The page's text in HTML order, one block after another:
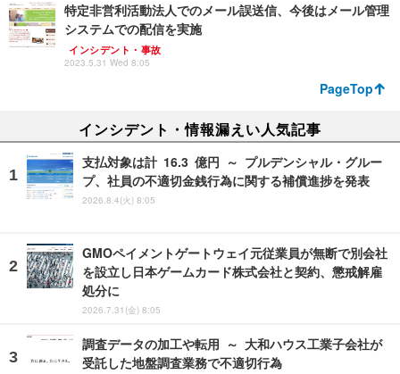
特定非営利活動法人でのメール誤送信、今後はメール管理
システムでの配信を実施
インシデント・事故
2023.5.31 Wed 8:05
PageTop
インシデント・情報漏えい人気記事
支払対象は計 16.3 億円 ～ プルデンシャル・グルー
プ、社員の不適切金銭行為に関する補償進捗を発表
2026.8.4(火) 8:05
GMOペイメントゲートウェイ元従業員が無断で別会社
を設立し日本ゲームカード株式会社と契約、懲戒解雇
処分に
2026.7.31(金) 8:05
調査データの加工や転用 ～ 大和ハウス工業子会社が
受託した地盤調査業務で不適切行為